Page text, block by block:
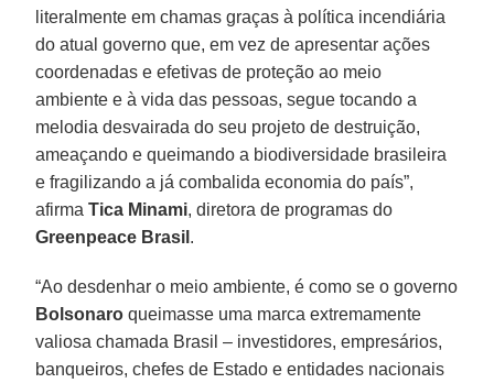
literalmente em chamas graças à política incendiária
do atual governo que, em vez de apresentar ações
coordenadas e efetivas de proteção ao meio
ambiente e à vida das pessoas, segue tocando a
melodia desvairada do seu projeto de destruição,
ameaçando e queimando a biodiversidade brasileira
e fragilizando a já combalida economia do país”,
afirmaTica Minami, diretora de programas do
Greenpeace Brasil .
“Ao desdenhar o meio ambiente, é como se o governo
Bolsonaro queimasse uma marca extremamente
valiosa chamada Brasil – investidores, empresários,
banqueiros, chefes de Estado e entidades nacionais